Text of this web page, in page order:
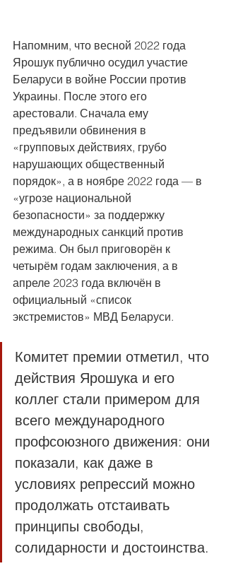
Напомним, что весной 2022 года
Ярошук публично осудил участие
Беларуси в войне России против
Украины. После этого его
арестовали. Сначала ему
предъявили обвинения в
«групповых действиях, грубо
нарушающих общественный
порядок», а в ноябре 2022 года — в
«угрозе национальной
безопасности» за поддержку
международных санкций против
режима. Он был приговорён к
четырём годам заключения, а в
апреле 2023 года включён в
официальный «список
экстремистов» МВД Беларуси.
Комитет премии отметил, что
действия Ярошука и его
коллег стали примером для
всего международного
профсоюзного движения: они
показали, как даже в
условиях репрессий можно
продолжать отстаивать
принципы свободы,
солидарности и достоинства.